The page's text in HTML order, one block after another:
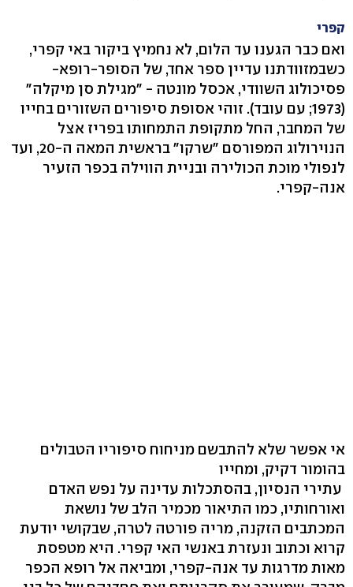
קפרי
ואם כבר הגענו עד הלום, לא נחמיץ ביקור באי קפרי,
כשבמזוודתנו עדיין ספר אחד, של הסופר-רופא-
פסיכולוג השוודי, אכסל מונטה - "מגילת סן מיקלה"
(1973; עם עובד). זוהי אסופת סיפורים השזורים בחייו
של המחבר, החל מתקופת התמחותו בפריז אצל
הנוירולוג המפורסם "שרקו" בראשית המאה ה-20, ועד
לנפולי מוכת הכולירה ובניית הווילה בכפר הזעיר
אנה-קפרי.
אי אפשר שלא להתבשם מניחוח סיפוריו הטבולים
בהומור דקיק, ומחייו
עתירי הנסיון, בהסתכלות עדינה על נפש האדם
ואורחותיו, כמו התיאור מכמיר הלב של נושאת
המכתבים הזקנה, מריה פורטה לטרה, שבקושי יודעת
קרוא וכתוב ונעזרת באנשי האי קפרי. היא מטפסת
מאות מדרגות עד אנה-קפרי, ומביאה אל רופא הכפר